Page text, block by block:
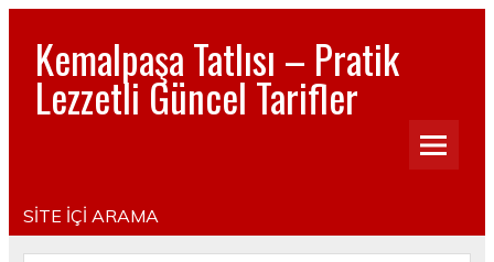
Kemalpaşa Tatlısı – Pratik
Lezzetli Güncel Tarifler
Pratik, lezzetli, Güncel, Resimli, Pasta- Yemek- Kurabiye-
SİTE İÇİ ARAMA